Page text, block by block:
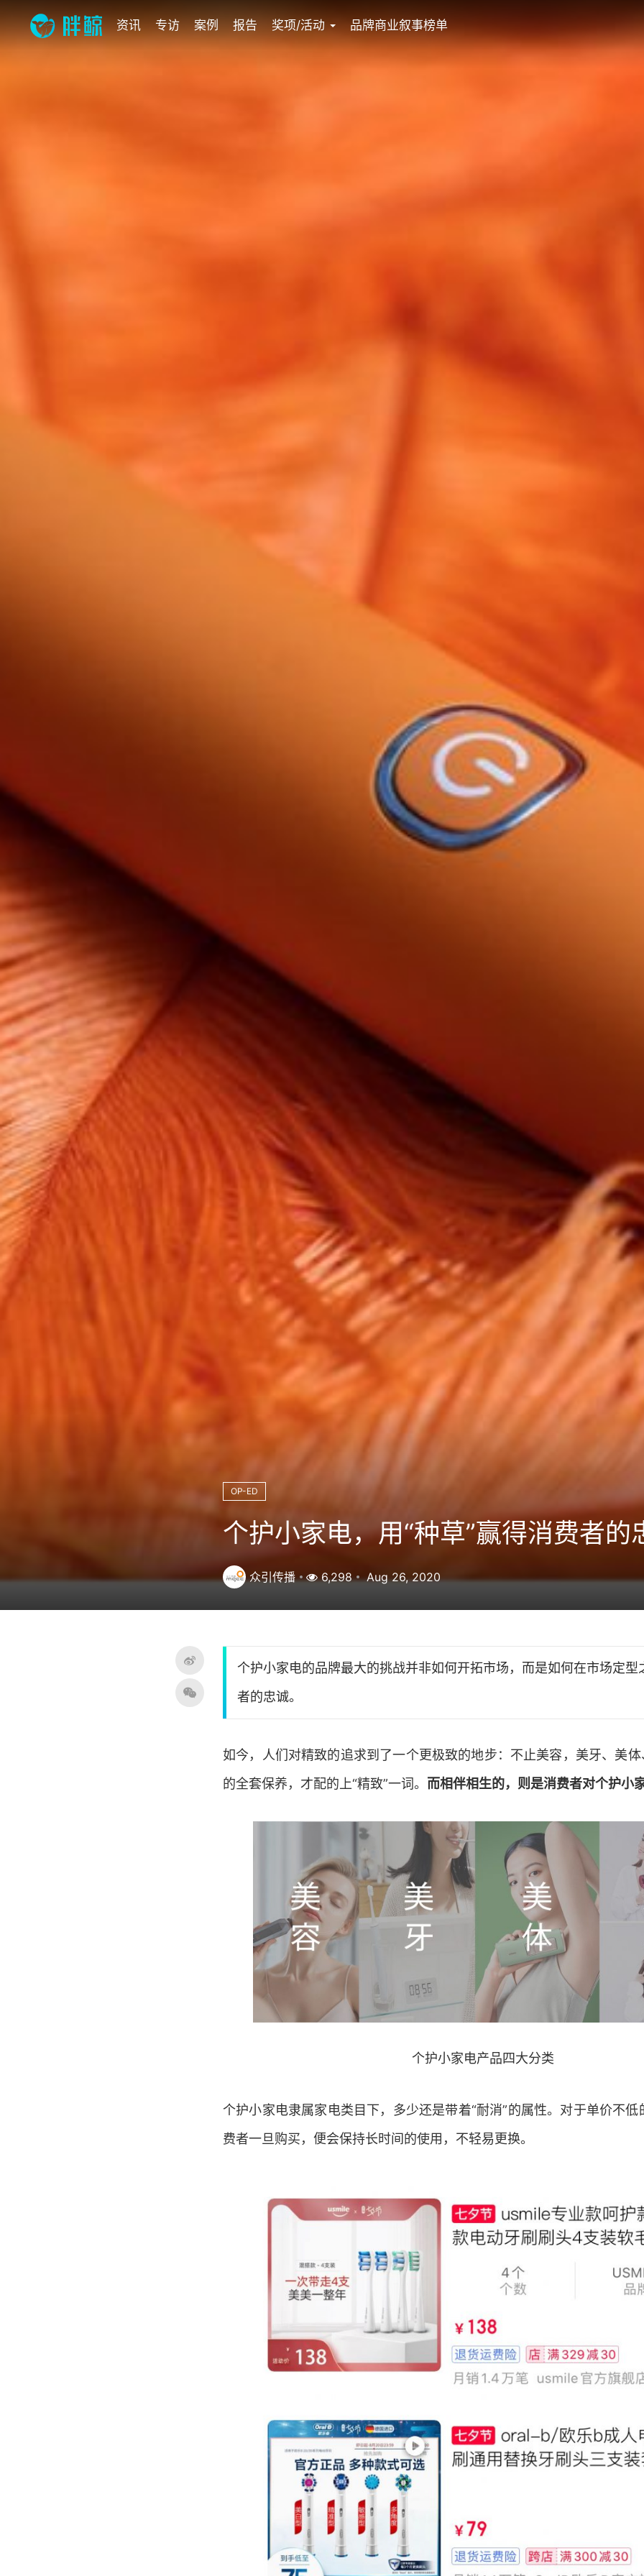
资讯 专访 案例 报告 奖项/活动 品牌商业叙事榜单
OP-ED
个护小家电，用“种草”赢得消费者的
众引传播 6,298 Aug 26, 2020
个护小家电的品牌最大的挑战并非如何开拓市场，而是如何在市场定型
者的忠诚。
如今，人们对精致的追求到了一个更极致的地步：不止美容，美牙、美
的全套保养，才配的上“精致”一词。 而相伴相生的，则是消费者对个护小
个护小家电产品四大分类
个护小家电隶属家电类目下，多少还是带着“耐消”的属性。对于单价不
费者一旦购买，便会保持长时间的使用，不轻易更换。